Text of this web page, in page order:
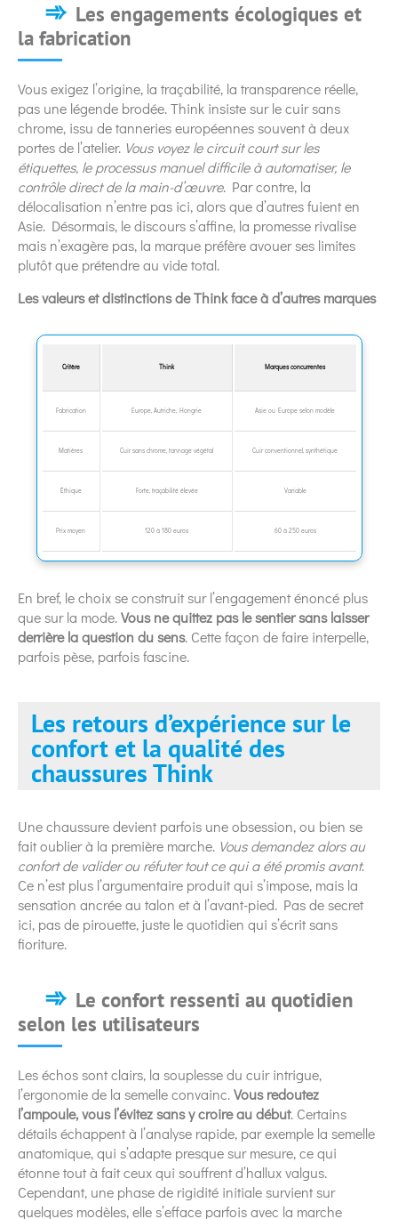
Les engagements écologiques et
la fabrication
Vous exigez l’origine, la traçabilité, la transparence réelle,
pas une légende brodée. Think insiste sur le cuir sans
chrome, issu de tanneries européennes souvent à deux
portes de l’atelier. Vous voyez le circuit court sur les
étiquettes, le processus manuel difficile à automatiser, le
contrôle direct de la main-d’œuvre. Par contre, la
délocalisation n’entre pas ici, alors que d’autres fuient en
Asie. Désormais, le discours s’affine, la promesse rivalise
mais n’exagère pas, la marque préfère avouer ses limites
plutôt que prétendre au vide total.
Les valeurs et distinctions de Think face à d’autres marques
Critère Think Marques concurrentes
Fabrication Europe, Autriche, Hongrie Asie ou Europe selon modèle
Matières Cuir sans chrome, tannage végétal Cuir conventionnel, synthétique
Éthique Forte, traçabilité élevée Variable
Prix moyen 120 à 180 euros 60 à 250 euros
En bref, le choix se construit sur l’engagement énoncé plus
que sur la mode.Vous ne quittez pas le sentier sans laisser
derrière la question du sens. Cette façon de faire interpelle,
parfois pèse, parfois fascine.
Les retours d’expérience sur le
confort et la qualité des
chaussures Think
Une chaussure devient parfois une obsession, ou bien se
fait oublier à la première marche. Vous demandez alors au
confort de valider ou réfuter tout ce qui a été promis avant.
Ce n’est plus l’argumentaire produit qui s’impose, mais la
sensation ancrée au talon et à l’avant-pied. Pas de secret
ici, pas de pirouette, juste le quotidien qui s’écrit sans
fioriture.
Le confort ressenti au quotidien
selon les utilisateurs
Les échos sont clairs, la souplesse du cuir intrigue,
l’ergonomie de la semelle convainc.Vous redoutez
l’ampoule, vous l’évitez sans y croire au début. Certains
détails échappent à l’analyse rapide, par exemple la semelle
anatomique, qui s’adapte presque sur mesure, ce qui
étonne tout à fait ceux qui souffrent d’hallux valgus.
Cependant, une phase de rigidité initiale survient sur
quelques modèles, elle s’efface parfois avec la marche